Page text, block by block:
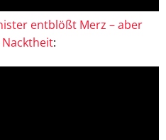
entblößt Merz – aber
: